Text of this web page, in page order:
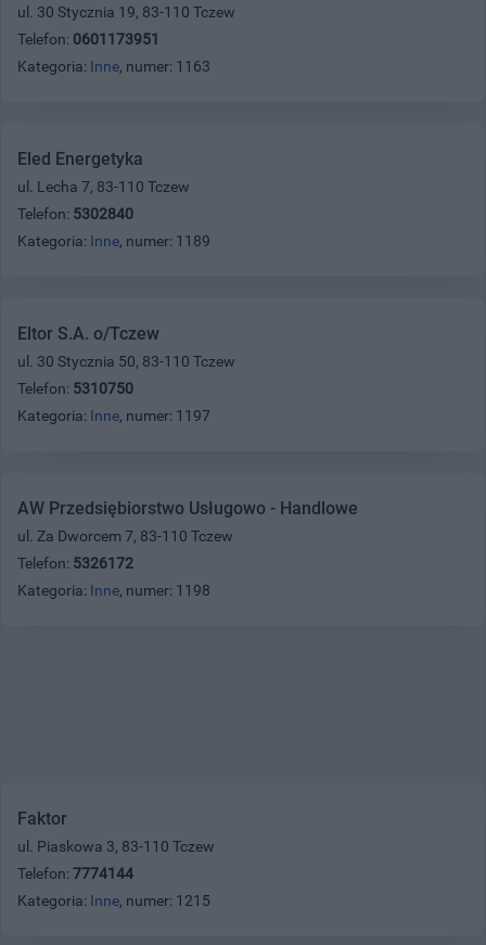
ul. 30 Stycznia 19, 83-110 Tczew
Telefon: 0601173951
Kategoria: Inne, numer: 1163
Eled Energetyka
ul. Lecha 7, 83-110 Tczew
Telefon: 5302840
Kategoria: Inne, numer: 1189
Eltor S.A. o/Tczew
ul. 30 Stycznia 50, 83-110 Tczew
Telefon: 5310750
Kategoria: Inne, numer: 1197
AW Przedsiębiorstwo Usługowo - Handlowe
ul. Za Dworcem 7, 83-110 Tczew
Telefon: 5326172
Kategoria: Inne, numer: 1198
Faktor
ul. Piaskowa 3, 83-110 Tczew
Telefon: 7774144
Kategoria: Inne, numer: 1215